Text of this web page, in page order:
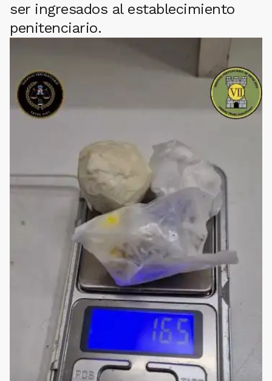
ser ingresados al establecimiento
penitenciario.